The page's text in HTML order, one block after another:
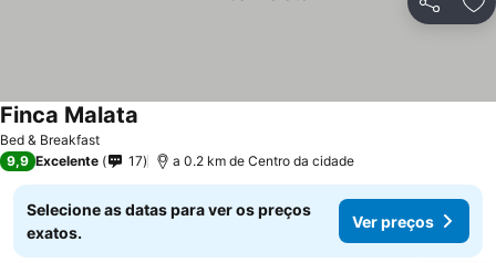
Partilhar
Bed & Breakfast
Finca Malata
9,9 Excelente 17 a 0.2 km de Centro da cidade
Selecione as datas para ver os preços
exatos.
Ver preços